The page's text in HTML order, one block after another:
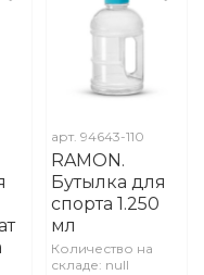
арт.94643-110
RAMON.
Бутылка для
спорта 1.250
мл
Количество на
складе: null